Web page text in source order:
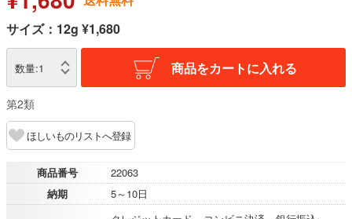
サイズ：12g ¥1,680
数量:1 商品をカートに入れる
第2類
ほしいものリストへ登録
商品番号
22063
納期
5～10日